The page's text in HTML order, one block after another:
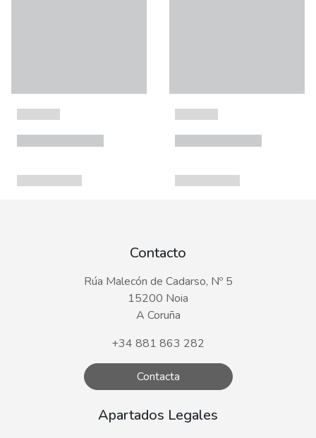
Contacto
Rúa Malecón de Cadarso, Nº 5
15200 Noia
A Coruña
+34 881 863 282
Contacta
Apartados Legales